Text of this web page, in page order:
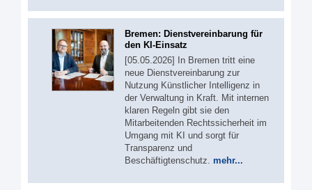
Bremen: Dienstvereinbarung für
den KI-Einsatz
[05.05.2026] In Bremen tritt eine
neue Dienstvereinbarung zur
Nutzung Künstlicher Intelligenz in
der Verwaltung in Kraft. Mit internen
klaren Regeln gibt sie den
Mitarbeitenden Rechtssicherheit im
Umgang mit KI und sorgt für
Transparenz und
Beschäftigtenschutz. mehr...